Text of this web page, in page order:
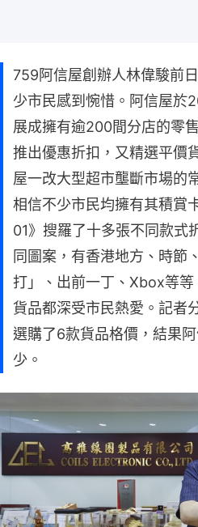
759阿信屋創辦人林偉駿前
少市民感到惋惜。阿信屋於
展成擁有逾200間分店的零
推出優惠折扣，又精選平價
屋一改大型超市壟斷市場的
相信不少市民均擁有其積賞
01》搜羅了十多張不同款式
同圖案，有香港地方、時節
打」、出前一丁、Xbox等
貨品都深受市民熱愛。記者
選購了6款貨品格價，結果
少。